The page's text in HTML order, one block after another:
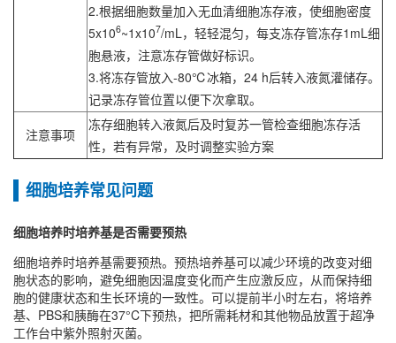
2.根据细胞数量加入无血清细胞冻存液，使细胞密度
5x106~1x107/mL，轻轻混匀，每支冻存管冻存1mL细
胞悬液，注意冻存管做好标识。
3.将冻存管放入-80℃冰箱，24 h后转入液氮灌储存。
记录冻存管位置以便下次拿取。
注意事项
冻存细胞转入液氮后及时复苏一管检查细胞冻存活
性，若有异常，及时调整实验方案
细胞培养常见问题
细胞培养时培养基是否需要预热
细胞培养时培养基需要预热‌。预热培养基可以减少环境的改变对细
胞状态的影响，避免细胞因温度变化而产生应激反应，从而保持细
胞的健康状态和生长环境的一致性‌。可以提前半小时左右，将培养
基、PBS和胰酶在37°C下预热，把所需耗材和其他物品放置于超净
工作台中紫外照射灭菌。